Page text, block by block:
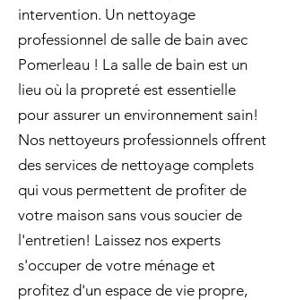
intervention. Un nettoyage
professionnel de salle de bain avec
Pomerleau ! La salle de bain est un
lieu où la propreté est essentielle
pour assurer un environnement sain!
Nos nettoyeurs professionnels offrent
des services de nettoyage complets
qui vous permettent de profiter de
votre maison sans vous soucier de
l'entretien! Laissez nos experts
s'occuper de votre ménage et
profitez d'un espace de vie propre,